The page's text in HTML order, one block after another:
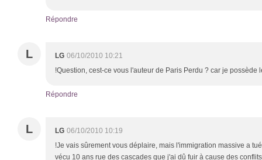
Répondre
L LG 06/10/2010 10:21
!Question, cest-ce vous l'auteur de Paris Perdu ? car je possède
Répondre
L LG 06/10/2010 10:19
!Je vais sûrement vous déplaire, mais l'immigration massive a
vécu 10 ans rue des cascades que j'ai dû fuir à cause des